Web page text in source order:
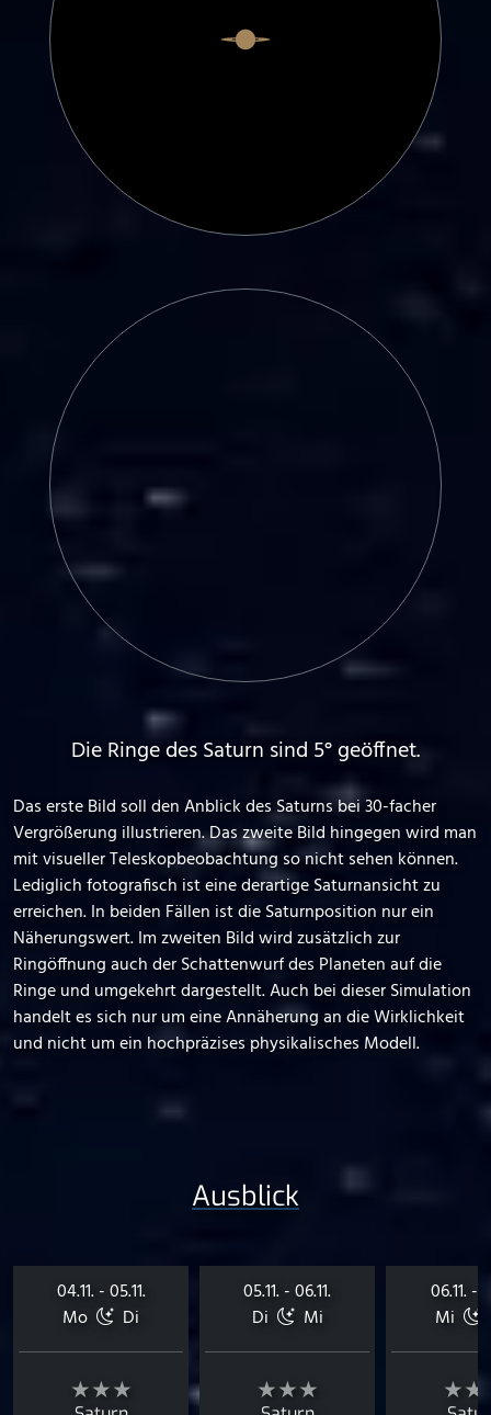
Die Ringe des Saturn sind 5° geöffnet.
Das erste Bild soll den Anblick des Saturns bei 30-facher
Vergrößerung illustrieren. Das zweite Bild hingegen wird man
mit visueller Teleskopbeobachtung so nicht sehen können.
Lediglich fotografisch ist eine derartige Saturnansicht zu
erreichen. In beiden Fällen ist die Saturnposition nur ein
Näherungswert. Im zweiten Bild wird zusätzlich zur
Ringöffnung auch der Schattenwurf des Planeten auf die
Ringe und umgekehrt dargestellt. Auch bei dieser Simulation
handelt es sich nur um eine Annäherung an die Wirklichkeit
und nicht um ein hochpräzises physikalisches Modell.
Ausblick
04.11. - 05.11.
Mo
Di
★★★
05.11. - 06.11.
Di
Mi
★★★
06.11. -
Mi